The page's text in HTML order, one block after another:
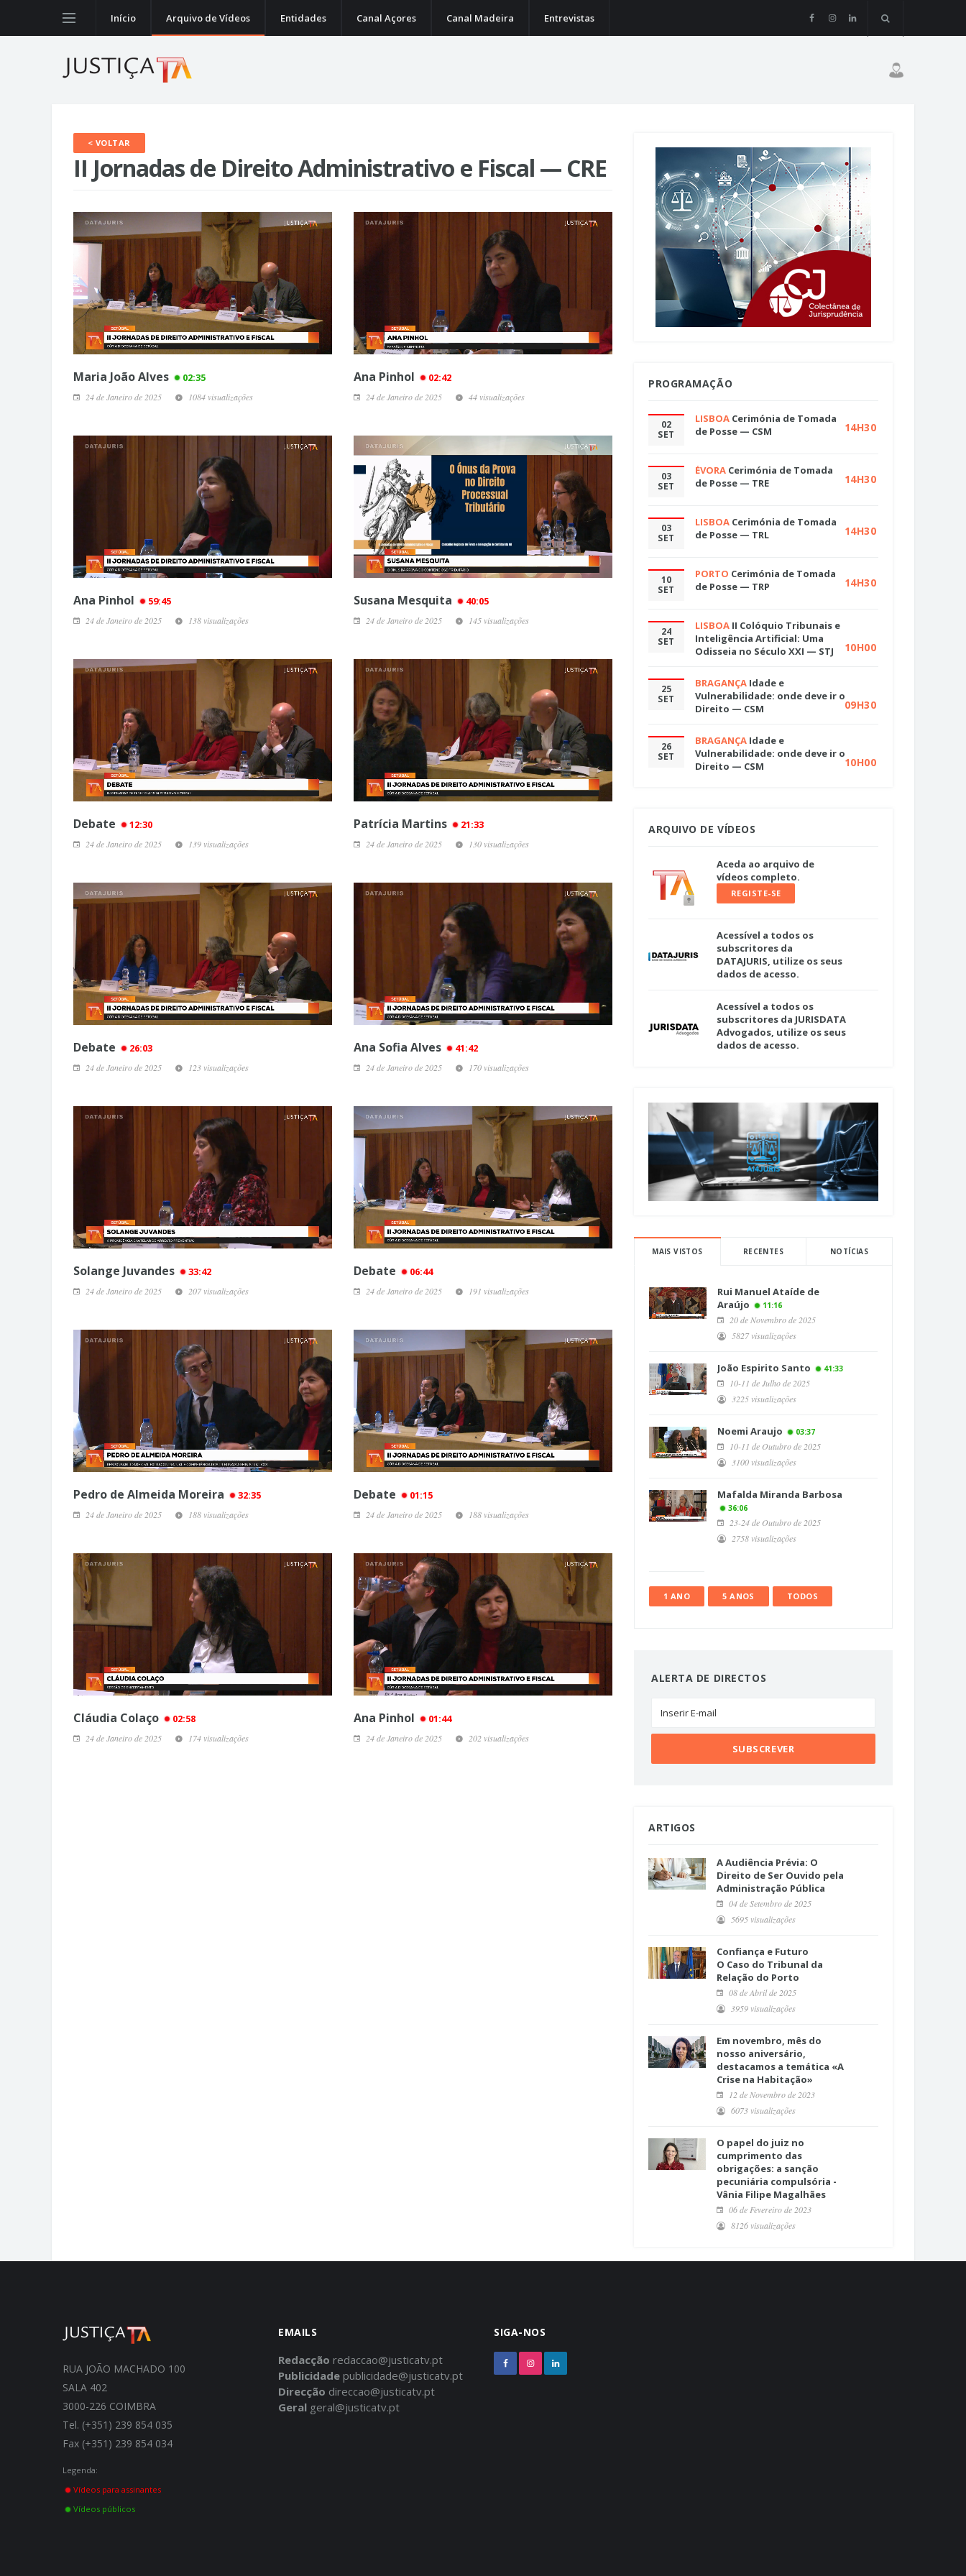
Início Arquivo de Vídeos Entidades Canal Açores Canal Madeira Entrevistas
< VOLTAR
II Jornadas de Direito Administrativo e Fiscal — CRE
Maria João Alves 02:35
24 de Janeiro de 2025 1084 visualizações
Ana Pinhol 02:42
24 de Janeiro de 2025 44 visualizações
Ana Pinhol 59:45
24 de Janeiro de 2025 138 visualizações
Susana Mesquita 40:05
24 de Janeiro de 2025 145 visualizações
Debate 12:30
24 de Janeiro de 2025 139 visualizações
Patrícia Martins 21:33
24 de Janeiro de 2025 130 visualizações
Debate 26:03
24 de Janeiro de 2025 123 visualizações
Ana Sofia Alves 41:42
24 de Janeiro de 2025 170 visualizações
Solange Juvandes 33:42
24 de Janeiro de 2025 207 visualizações
Debate 06:44
24 de Janeiro de 2025 191 visualizações
Pedro de Almeida Moreira 32:35
24 de Janeiro de 2025 188 visualizações
Debate 01:15
24 de Janeiro de 2025 188 visualizações
Cláudia Colaço 02:58
24 de Janeiro de 2025 174 visualizações
Ana Pinhol 01:44
24 de Janeiro de 2025 202 visualizações
PROGRAMAÇÃO
02
SET
LISBOA Cerimónia de Tomada
de Posse — CSM
14H30
03
SET
ÉVORA Cerimónia de Tomada
de Posse — TRE
14H30
03
SET
LISBOA Cerimónia de Tomada
de Posse — TRL
14H30
10
SET
PORTO Cerimónia de Tomada
de Posse — TRP
14H30
24
SET
LISBOA II Colóquio Tribunais e
Inteligência Artificial: Uma
Odisseia no Século XXI — STJ
10H00
25
SET
BRAGANÇA Idade e
Vulnerabilidade: onde deve ir o
Direito — CSM
09H30
26
SET
BRAGANÇA Idade e
Vulnerabilidade: onde deve ir o
Direito — CSM
10H00
ARQUIVO DE VÍDEOS
Aceda ao arquivo de
vídeos completo.
REGISTE-SE
Acessível a todos os
subscritores da
DATAJURIS, utilize os seus
dados de acesso.
Acessível a todos os
subscritores da JURISDATA
Advogados, utilize os seus
dados de acesso.
MAIS VISTOS RECENTES NOTÍCIAS
Rui Manuel Ataíde de
Araújo
11:16
20 de Novembro de 2025
5827 visualizações
João Espirito Santo 41:33
10-11 de Julho de 2025
3225 visualizações
Noemi Araujo 03:37
10-11 de Outubro de 2025
3100 visualizações
Mafalda Miranda Barbosa
36:06
23-24 de Outubro de 2025
2758 visualizações
1 ANO 5 ANOS TODOS
ALERTA DE DIRECTOS
ARTIGOS
A Audiência Prévia: O
Direito de Ser Ouvido pela
Administração Pública
04 de Setembro de 2025
5695 visualizações
Confiança e Futuro
O Caso do Tribunal da
Relação do Porto
08 de Abril de 2025
3959 visualizações
Em novembro, mês do
nosso aniversário,
destacamos a temática «A
Crise na Habitação»
12 de Novembro de 2023
6073 visualizações
O papel do juiz no
cumprimento das
obrigações: a sanção
pecuniária compulsória -
Vânia Filipe Magalhães
06 de Fevereiro de 2023
8126 visualizações
RUA JOÃO MACHADO 100
SALA 402
3000-226 COIMBRA
Tel. (+351) 239 854 035
Fax (+351) 239 854 034
Legenda:
Vídeos para assinantes
Vídeos públicos
EMAILS
Redacção redaccao@justicatv.pt
Publicidade publicidade@justicatv.pt
Direcção direccao@justicatv.pt
Geral geral@justicatv.pt
SIGA-NOS